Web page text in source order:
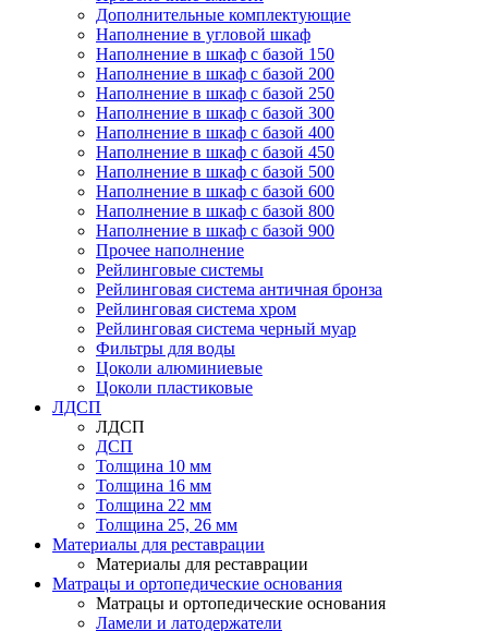
Дополнительные комплектующие
Наполнение в угловой шкаф
Наполнение в шкаф с базой 150
Наполнение в шкаф с базой 200
Наполнение в шкаф с базой 250
Наполнение в шкаф с базой 300
Наполнение в шкаф с базой 400
Наполнение в шкаф с базой 450
Наполнение в шкаф с базой 500
Наполнение в шкаф с базой 600
Наполнение в шкаф с базой 800
Наполнение в шкаф с базой 900
Прочее наполнение
Рейлинговые системы
Рейлинговая система античная бронза
Рейлинговая система хром
Рейлинговая система черный муар
Фильтры для воды
Цоколи алюминиевые
Цоколи пластиковые
ЛДСП
ЛДСП
ДСП
Толщина 10 мм
Толщина 16 мм
Толщина 22 мм
Толщина 25, 26 мм
Материалы для реставрации
Материалы для реставрации
Матрацы и ортопедические основания
Матрацы и ортопедические основания
Ламели и латодержатели